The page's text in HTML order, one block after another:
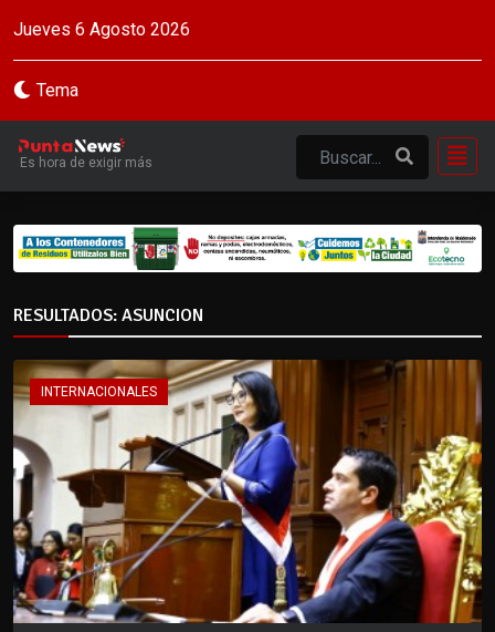
Jueves 6 Agosto 2026
Tema
Es hora de exigir más
RESULTADOS: ASUNCION
INTERNACIONALES